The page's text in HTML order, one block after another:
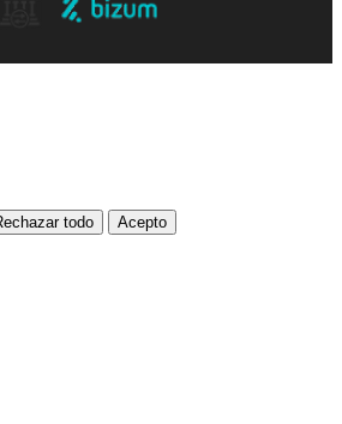
todo Acepto